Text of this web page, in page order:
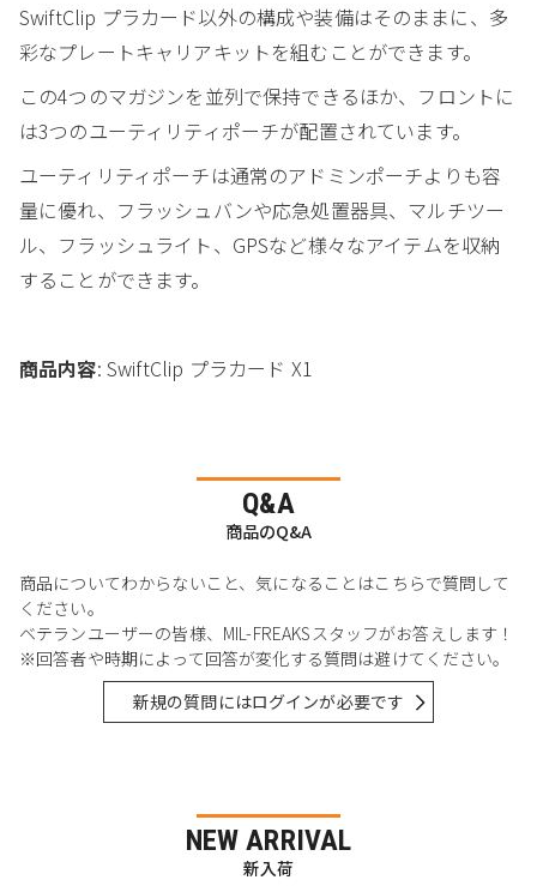
SwiftClip プラカード以外の構成や装備はそのままに、多
彩なプレートキャリアキットを組むことができます。
この4つのマガジンを並列で保持できるほか、フロントに
は3つのユーティリティポーチが配置されています。
ユーティリティポーチは通常のアドミンポーチよりも容
量に優れ、フラッシュバンや応急処置器具、マルチツー
ル、フラッシュライト、GPSなど様々なアイテムを収納
することができます。
商品内容: SwiftClip プラカード X1
Q&A
商品のQ&A
商品についてわからないこと、気になることはこちらで質問して
ください。
ベテランユーザーの皆様、MIL-FREAKSスタッフがお答えします！
※回答者や時期によって回答が変化する質問は避けてください。
新規の質問にはログインが必要です
NEW ARRIVAL
新入荷